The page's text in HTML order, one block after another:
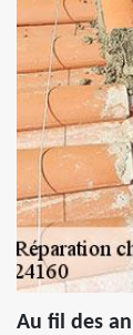
Au fil des